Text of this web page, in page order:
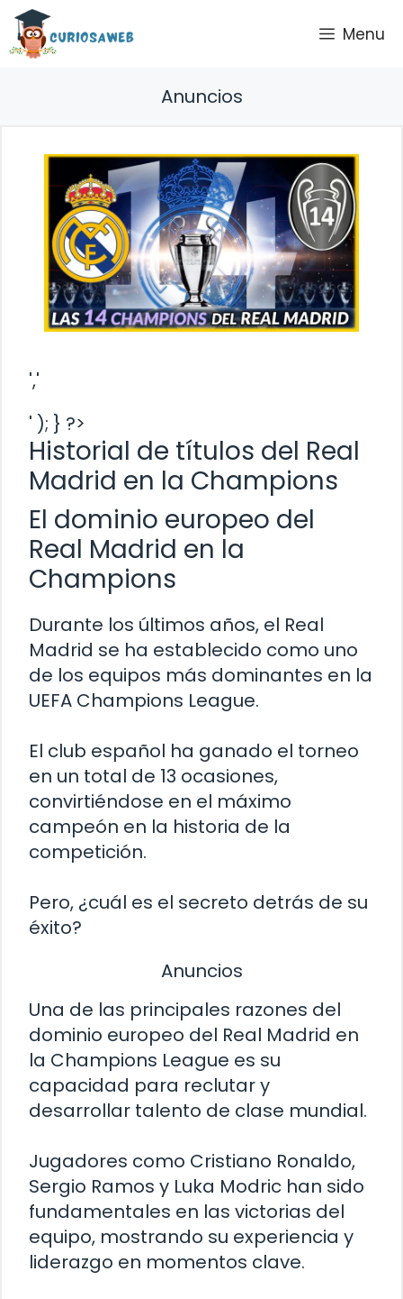
Saltar
contenido
Menu
Anuncios
','
' ); } ?>
Historial de títulos del Real
Madrid en la Champions
El dominio europeo del
Real Madrid en la
Champions
Durante los últimos años, el Real
Madrid se ha establecido como uno
de los equipos más dominantes en la
UEFA Champions League.
El club español ha ganado el torneo
en un total de 13 ocasiones,
convirtiéndose en el máximo
campeón en la historia de la
competición.
Pero, ¿cuál es el secreto detrás de su
éxito?
Anuncios
Una de las principales razones del
dominio europeo del Real Madrid en
la Champions League es su
capacidad para reclutar y
desarrollar talento de clase mundial.
Jugadores como Cristiano Ronaldo,
Sergio Ramos y Luka Modric han sido
fundamentales en las victorias del
equipo, mostrando su experiencia y
liderazgo en momentos clave.